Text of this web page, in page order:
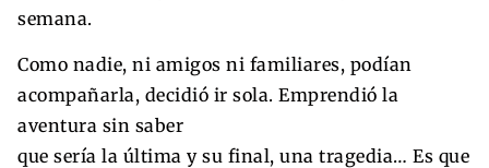
semana.
Como nadie, ni amigos ni familiares, podían
acompañarla, decidió ir sola. Emprendió la
aventura sin saber
que sería la última y su final, una tragedia… Es que